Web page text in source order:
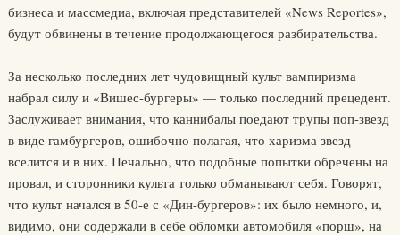
бизнеса и массмедиа, включая представителей «News Reportes»,
будут обвинены в течение продолжающегося разбирательства.
За несколько последних лет чудовищный культ вампиризма
набрал силу и «Вишес-бургеры» — только последний прецедент.
Заслуживает внимания, что каннибалы поедают трупы поп-звезд
в виде гамбургеров, ошибочно полагая, что харизма звезд
вселится и в них. Печально, что подобные попытки обречены на
провал, и сторонники культа только обманывают себя. Говорят,
что культ начался в 50-е с «Дин-бургеров»: их было немного, и,
видимо, они содержали в себе обломки автомобиля «порш», на